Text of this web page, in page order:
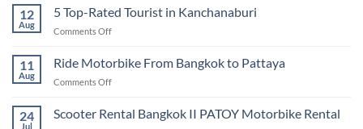
CHIANG
TOP-
Rated
Tourist
Bangkok
12
Aug
5 Top-Rated Tourist in Kanchanaburi
Comments Offon
Top-
Rated
Tourist
Kanchanaburi
11
Aug
Ride Motorbike From Bangkok to Pattaya
Comments Offon
Motorbike
From
24
Jul
Scooter Rental Bangkok II PATOY Motorbike Rental